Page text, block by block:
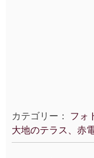
カテゴリー： フォ
大地のテラス、赤